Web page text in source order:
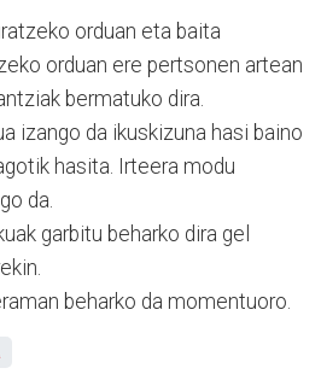
orduan eta baita
orduan ere pertsonen artean
bermatuko dira.
izango da ikuskizuna hasi baino
hasita. Irteera modu
da.
garbitu beharko dira gel
beharko da momentuoro.